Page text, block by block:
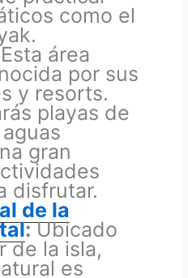
como el
área
por sus
y resorts.
playas de
gran
disfrutar.
de la
:Ubicado
de la isla,
es